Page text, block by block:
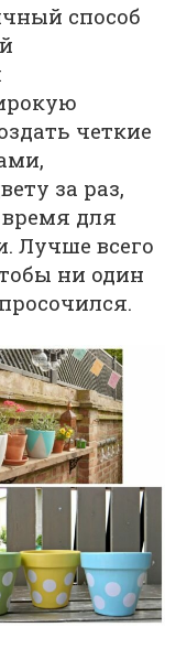
способ
четкие
за раз,
время для
Лучше всего
ни один